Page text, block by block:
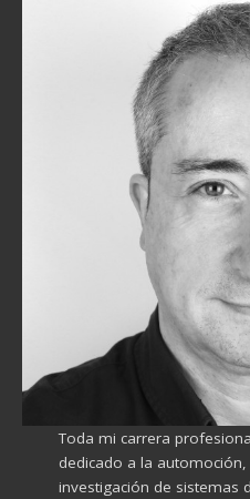
Toda mi carrera
dedicado a la
investigación de sistemas